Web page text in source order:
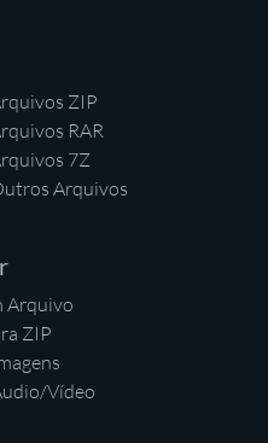
ZIP
RAR
7Z
Arquivos
Arquivo
ZIP
Vídeo